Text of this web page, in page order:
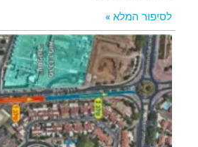
לסיפור המלא »